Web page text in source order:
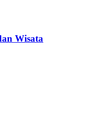
Wisata